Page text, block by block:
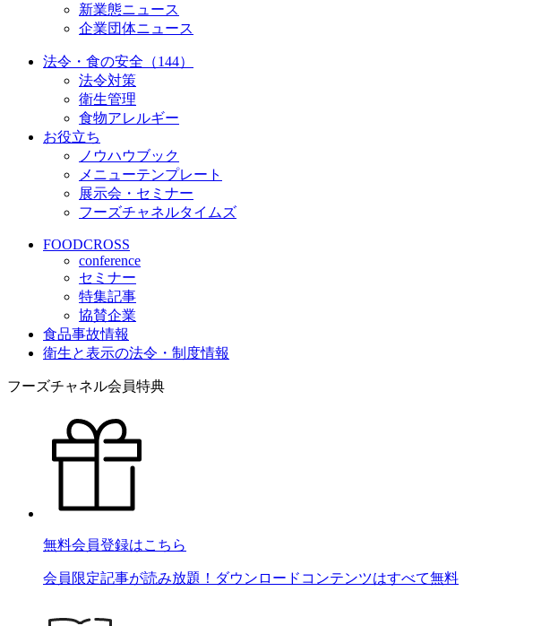
新業態ニュース
企業団体ニュース
法令・食の安全（144）
法令対策
衛生管理
食物アレルギー
お役立ち
ノウハウブック
メニューテンプレート
展示会・セミナー
フーズチャネルタイムズ
FOODCROSS
conference
セミナー
特集記事
協賛企業
食品事故情報
衛生と表示の法令・制度情報
フーズチャネル会員特典
無料会員登録はこちら
会員限定記事が読み放題！ダウンロードコンテンツはすべて無料